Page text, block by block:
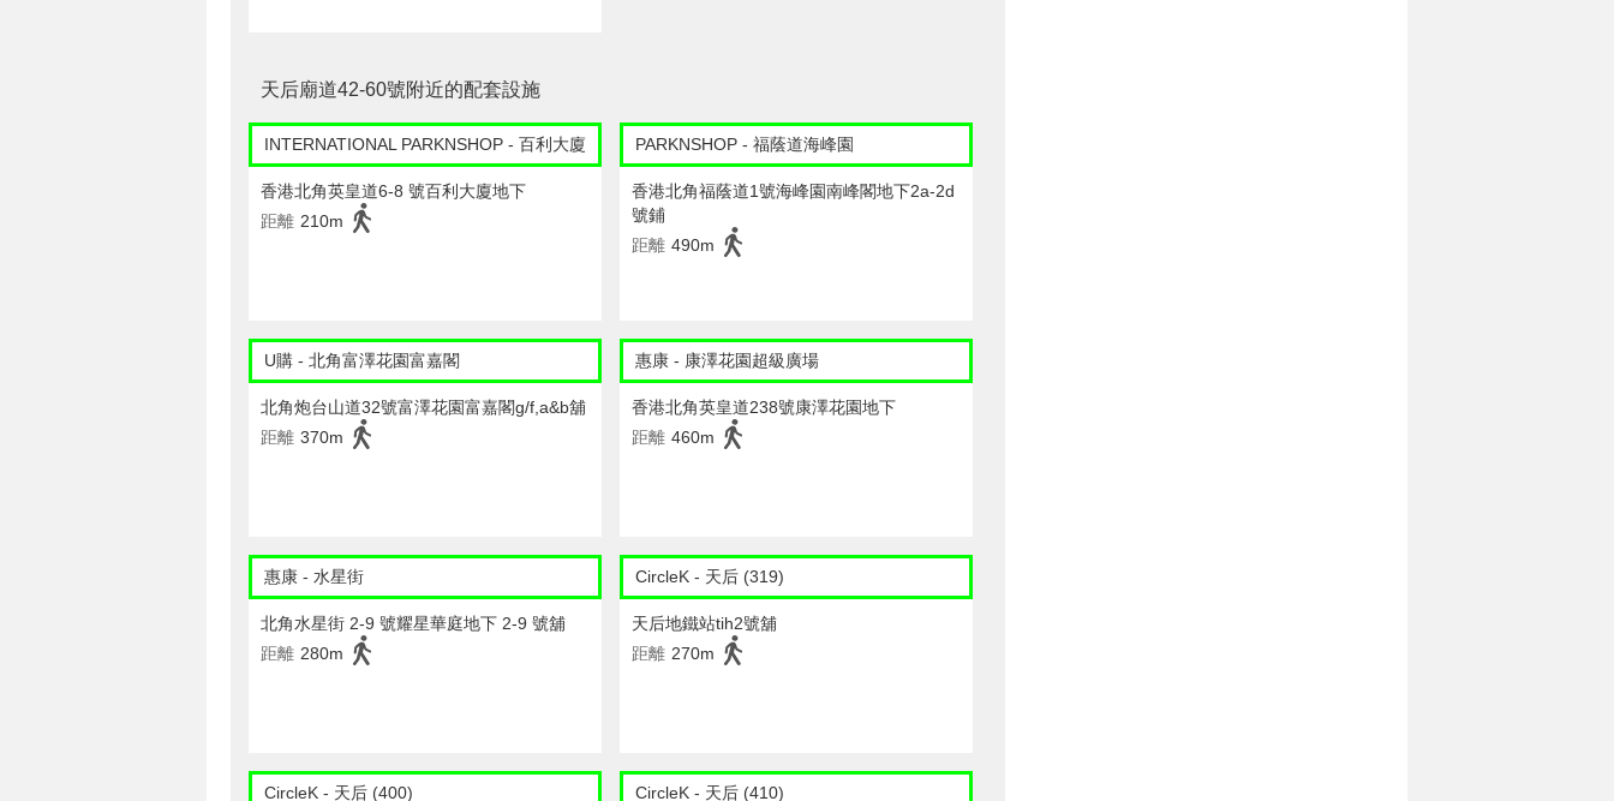
天后廟道42-60號附近的配套設施
INTERNATIONAL PARKNSHOP - 百利大廈
香港北角英皇道6-8 號百利大廈地下
距離 210m
PARKNSHOP - 福蔭道海峰園
香港北角福蔭道1號海峰園南峰閣地下2a-2d
號鋪
距離 490m
U購 - 北角富澤花園富嘉閣
北角炮台山道32號富澤花園富嘉閣g/f,a&b舖
距離 370m
惠康 - 康澤花園超級廣場
香港北角英皇道238號康澤花園地下
距離 460m
惠康 - 水星街
北角水星街 2-9 號耀星華庭地下 2-9 號舖
距離 280m
CircleK - 天后 (319)
天后地鐵站tih2號舖
距離 270m
CircleK - 天后 (400) CircleK - 天后 (410)